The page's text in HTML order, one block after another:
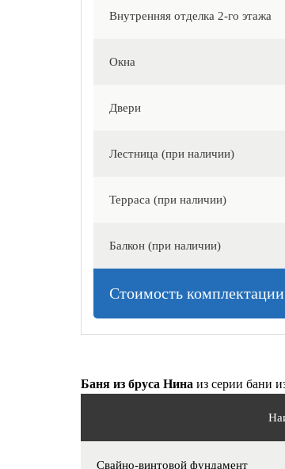
Внутренняя отделка 2-го этажа
Окна
Двери
Лестница (при наличии)
Терраса (при наличии)
Балкон (при наличии)
Стоимость
Баня из бруса Нина из серии бани
Свайно-винтовой фундамент